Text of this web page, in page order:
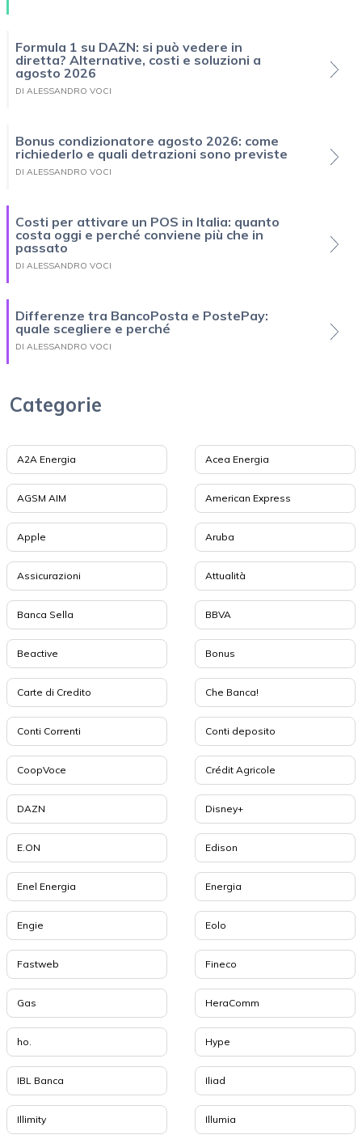
Formula 1 su DAZN: si può vedere in
diretta? Alternative, costi e soluzioni a
agosto 2026
DI ALESSANDRO VOCI
Bonus condizionatore agosto 2026: come
richiederlo e quali detrazioni sono previste
DI ALESSANDRO VOCI
Costi per attivare un POS in Italia: quanto
costa oggi e perché conviene più che in
passato
DI ALESSANDRO VOCI
Differenze tra BancoPosta e PostePay:
quale scegliere e perché
DI ALESSANDRO VOCI
Categorie
A2A Energia Acea Energia
AGSM AIM American Express
Apple Aruba
Assicurazioni Attualità
Banca Sella BBVA
Beactive Bonus
Carte di Credito Che Banca!
Conti Correnti Conti deposito
CoopVoce Crédit Agricole
DAZN Disney+
E.ON Edison
Enel Energia Energia
Engie Eolo
Fastweb Fineco
Gas HeraComm
ho. Hype
IBL Banca Iliad
Illimity Illumia